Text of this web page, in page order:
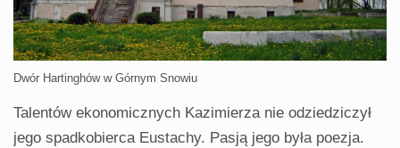
Dwór Hartinghów w Górnym Snowiu
Talentów ekonomicznych Kazimierza nie odziedziczył
jego spadkobierca Eustachy. Pasją jego była poezja.